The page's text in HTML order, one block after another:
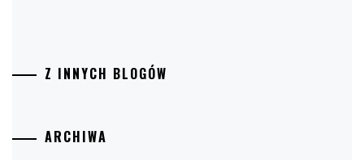
Z INNYCH BLOGÓW
ARCHIWA